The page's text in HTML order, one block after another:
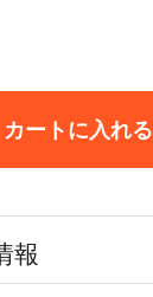
カートに入れる
報